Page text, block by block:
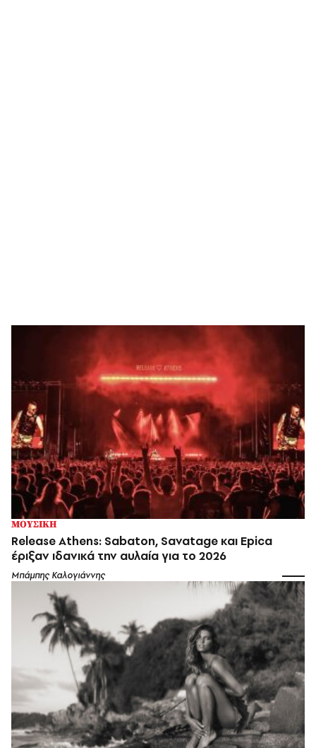
ΜΟΥΣΙΚΗ
Release Athens: Sabaton, Savatage και Epica
έριξαν ιδανικά την αυλαία για το 2026
Μπάμπης Καλογιάννης